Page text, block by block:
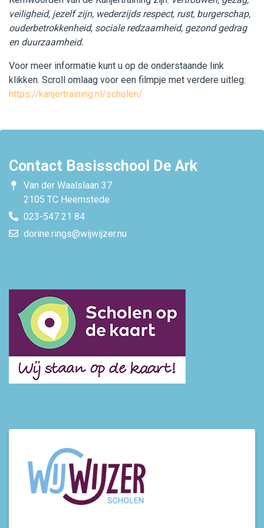
veiligheid, jezelf zijn, wederzijds respect, rust, burgerschap,
ouderbetrokkenheid, sociale redzaamheid, gezond gedrag
en duurzaamheid.
Voor meer informatie kunt u op de onderstaande link
klikken. Scroll omlaag voor een filmpje met verdere uitleg:
https://kanjertraining.nl/scholen/
Contact Basisschool De Ark
Van der Waalslaan 37
2105 TC Heemstede
023-547 21 84
dorine.rings@wijwijzer.nu